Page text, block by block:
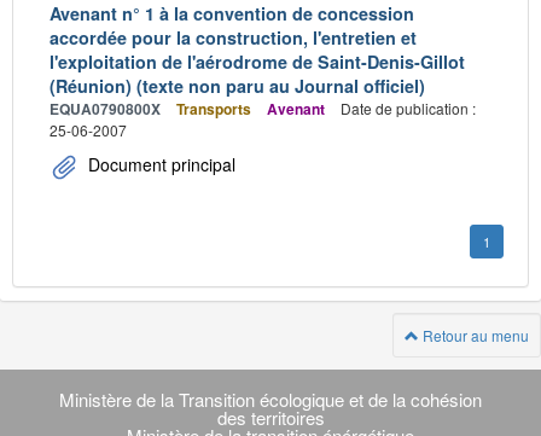
Avenant n° 1 à la convention de concession
accordée pour la construction, l'entretien et
l'exploitation de l'aérodrome de Saint-Denis-Gillot
(Réunion) (texte non paru au Journal officiel)
EQUA0790800X Transports Avenant
Date de publication :
25-06-2007
Document principal
1
Retour au menu
Navigation
transverse
Ministère de la Transition écologique et de la cohésion
des territoires